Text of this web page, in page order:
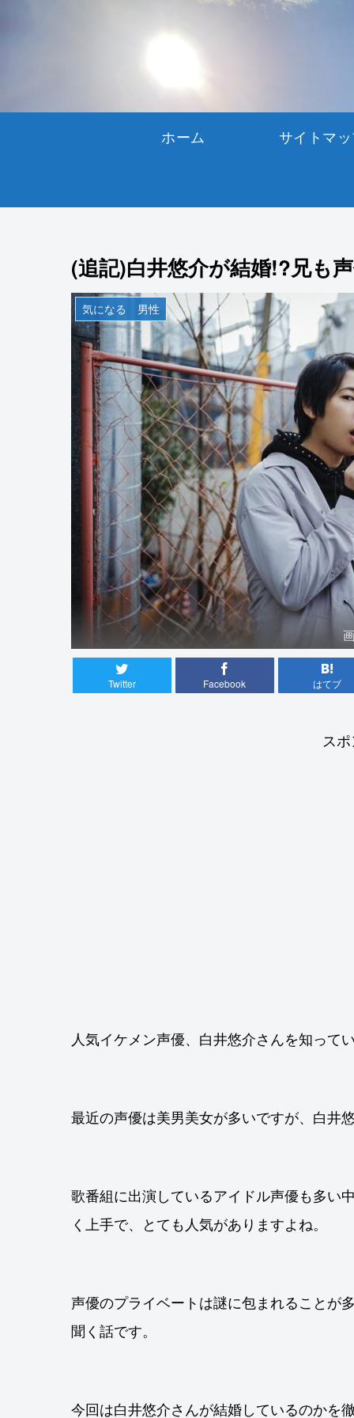
ホーム サイトマ
(追記)白井悠介が結婚!?兄も
気になる 男性
Twitter Facebook はてブ
ス
人気イケメン声優、白井悠介さんを知って
最近の声優は美男美女が多いですが、白井
歌番組に出演しているアイドル声優も多い
く上手で、とても人気がありますよね。
声優のプライベートは謎に包まれることが
聞く話です。
今回は白井悠介さんが結婚しているのかを